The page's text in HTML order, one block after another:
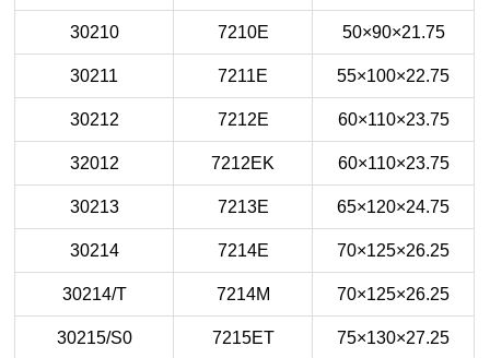
30210 7210E 50×90×21.75
30211 7211E 55×100×22.75
30212 7212E 60×110×23.75
32012 7212EK 60×110×23.75
30213 7213E 65×120×24.75
30214 7214E 70×125×26.25
30214/T 7214M 70×125×26.25
30215/S0 7215ET 75×130×27.25